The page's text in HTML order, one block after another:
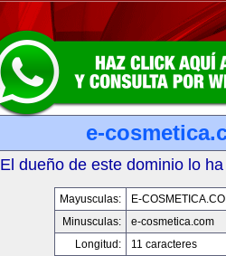
e-
El dueño de este dominio lo
Mayusculas:
E-
Minusculas:
e-cosmetica.com
Longitud:
11 caracteres